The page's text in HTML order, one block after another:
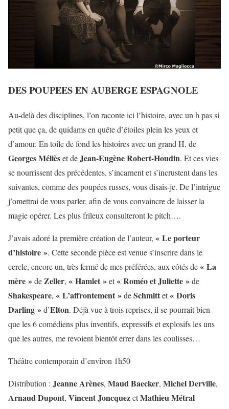
DES POUPEES EN AUBERGE ESPAGNOLE
Au-delà des disciplines, l’on raconte ici l’histoire, avec un h pas si
petit que ça, de quidams en quête d’étoiles plein les yeux et
d’amour. En toile de fond les histoires avec un grand H, de
Georges Mélièset deJean-Eugène Robert-Houdin. Et ces vies
se nourrissent des précédentes, s’incarnent et s’incrustent dans les
suivantes, comme des poupées russes, vous disais-je. De l’intrigue
j’omettrai de vous parler, afin de vous convaincre de laisser la
magie opérer. Les plus frileux consulteront le pitch….
J’avais adoré la première création de l’auteur, « Le porteur
d’histoire ». Cette seconde pièce est venue s’inscrire dans le
cercle, encore un, très fermé de mes préférées, aux côtés de« La
mère »deZeller, « Hamlet »et« Roméo et Juliette »de
Shakespeare, « L’affrontement »deSchmittet« Doris
Darling »d’Elton. Déjà vue à trois reprises, il se pourrait bien
que les 6 comédiens plus inventifs, expressifs et explosifs les uns
que les autres, me revoient bientôt errer dans les coulisses…
Théâtre contemporain d’environ 1h50
Distribution : Jeanne Arènes, Maud Baecker, Michel Derville,
Arnaud Dupont, Vincent JoncquezetMathieu Métral